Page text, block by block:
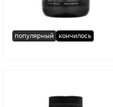
популярный кончилось